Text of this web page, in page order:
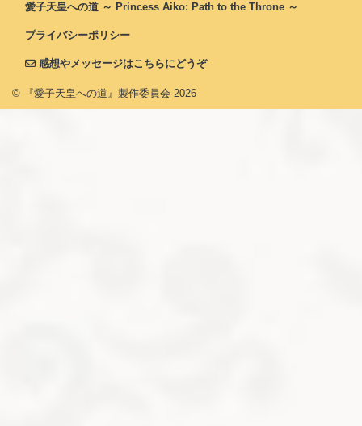
愛子天皇への道 ～ Princess Aiko: Path to the Throne ～
プライバシーポリシー
感想やメッセージはこちらにどうぞ
© 『愛子天皇への道』製作委員会 2026